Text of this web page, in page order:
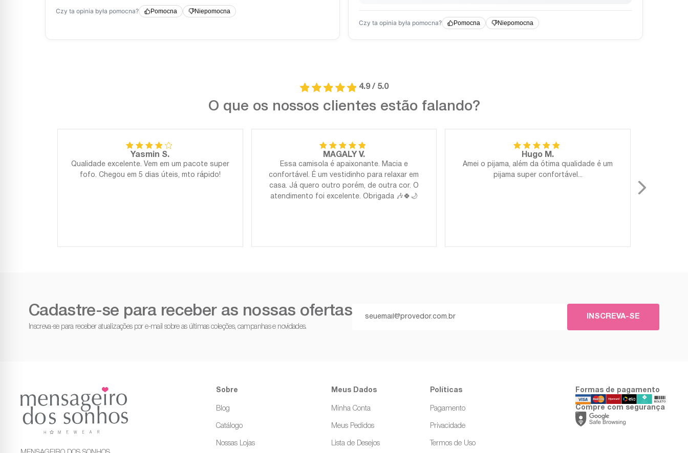
4.9 / 5.0
O que os nossos clientes estão falando?
Yasmin S.
Qualidade excelente. Vem em um pacote super
fofo. Chegou em 5 dias úteis, mto rápido!
MAGALY V.
Essa camisola é apaixonante. Macia e
confortável. É um vestidinho para relaxar em
casa. Já quero outro porém, de outra cor. O
atendimento foi excelente. Obrigada 🎶🍀🌙
Hugo M.
Amei o pijama, além da ótima qualidade é um
pijama super confortável...
Cadastre-se para receber as nossas ofertas
Inscreva-se para receber atualizações por e-mail sobre as últimas coleções, campanhas e novidades.
INSCREVA-SE
Sobre
Blog
Catálogo
Nossas Lojas
Meus Dados
Minha Conta
Meus Pedidos
Lista de Desejos
Políticas
Pagamento
Privacidade
Termos de Uso
Formas de pagamento
Compre com segurança